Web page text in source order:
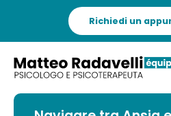
Richiedi un